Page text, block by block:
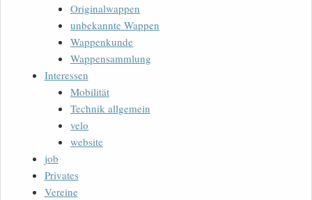
Originalwappen
unbekannte Wappen
Wappenkunde
Wappensammlung
Interessen
Mobilität
Technik allgemein
velo
website
job
Privates
Vereine